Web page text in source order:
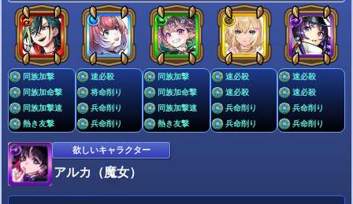
入力をリセットする
プレビュー
000000
投稿する
同族加撃
同族加命撃
同族加撃速
熱き友撃
速必殺
将命削り
兵命削り
兵命削り
同族加撃
同族加命撃
同族加撃速
熱き友撃
速必殺
速必殺
兵命削り
兵命削り
速必殺
速必殺
兵命削り
兵命削り
欲しいキャラクター
アルカ（魔女）